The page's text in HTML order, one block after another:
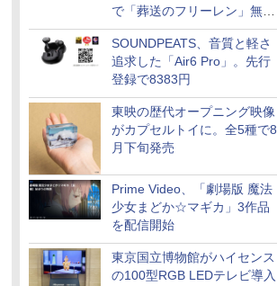
で「葬送のフリーレン」無料
配信など。夏の特番・配信情
報
SOUNDPEATS、音質と軽さ
追求した「Air6 Pro」。先行
登録で8383円
東映の歴代オープニング映像
がカプセルトイに。全5種で8
月下旬発売
Prime Video、「劇場版 魔法
少女まどか☆マギカ」3作品
を配信開始
東京国立博物館がハイセンス
の100型RGB LEDテレビ導入